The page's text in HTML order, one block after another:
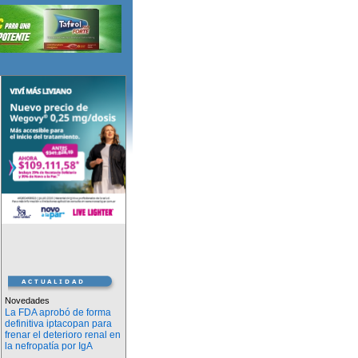
Novedades
La FDA aprobó de forma
definitiva iptacopan para
frenar el deterioro renal en
la nefropatía por IgA